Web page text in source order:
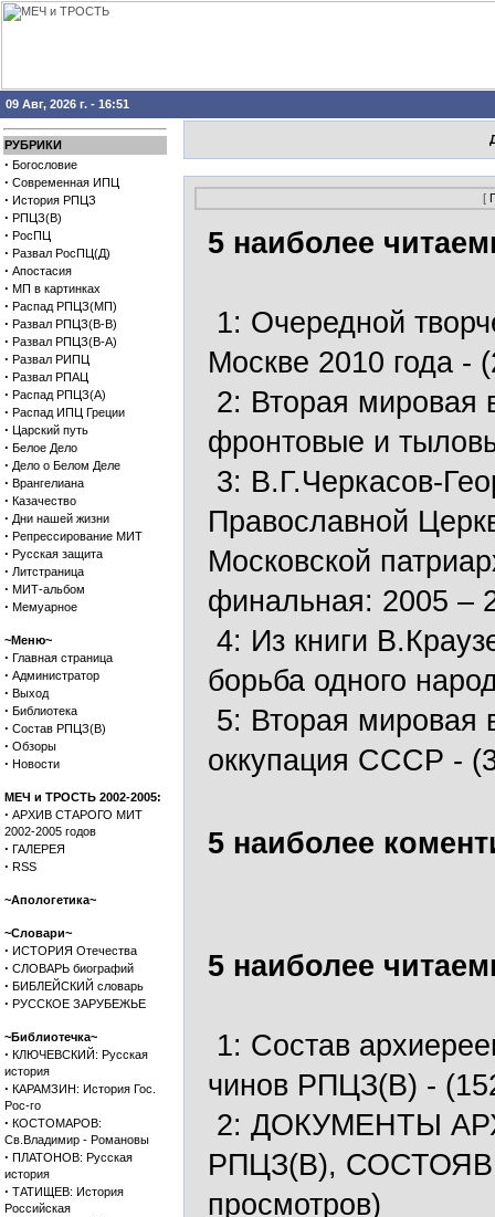
09 Авг, 2026 г. - 16:51
РУБРИКИ
· Богословие
· Современная ИПЦ
· История РПЦЗ
· РПЦЗ(В)
· РосПЦ
· Развал РосПЦ(Д)
· Апостасия
· МП в картинках
· Распад РПЦЗ(МП)
· Развал РПЦЗ(В-В)
· Развал РПЦЗ(В-А)
· Развал РИПЦ
· Развал РПАЦ
· Распад РПЦЗ(А)
· Распад ИПЦ Греции
· Царский путь
· Белое Дело
· Дело о Белом Деле
· Врангелиана
· Казачество
· Дни нашей жизни
· Репрессирование МИТ
· Русская защита
· Литстраница
· МИТ-альбом
· Мемуарное
~Меню~
· Главная страница
· Администратор
· Выход
· Библиотека
· Состав РПЦЗ(В)
· Обзоры
· Новости
МЕЧ и ТРОСТЬ 2002-2005:
· АРХИВ СТАРОГО МИТ
2002-2005 годов
· ГАЛЕРЕЯ
· RSS
~Апологетика~
~Словари~
· ИСТОРИЯ Отечества
· СЛОВАРЬ биографий
· БИБЛЕЙСКИЙ словарь
· РУССКОЕ ЗАРУБЕЖЬЕ
~Библиотечка~
· КЛЮЧЕВСКИЙ: Русская
история
· КАРАМЗИН: История Гос.
Рос-го
· КОСТОМАРОВ:
Св.Владимир - Романовы
· ПЛАТОНОВ: Русская
история
· ТАТИЩЕВ: История
Российская
[
5 наиболее
1: Очередной
Москве 2010 года -
2: Вторая мировая
фронтовые и
3: В.Г.Черкасов-
Православной
Московской
финальная: 2005 –
4: Из книги
борьба одного
5: Вторая мировая
оккупация СССР -
5 наиболее
5 наиболее
1: Состав
чинов РПЦЗ(В) -
2: ДОКУМЕНТЫ
РПЦЗ(В),
просмотров)